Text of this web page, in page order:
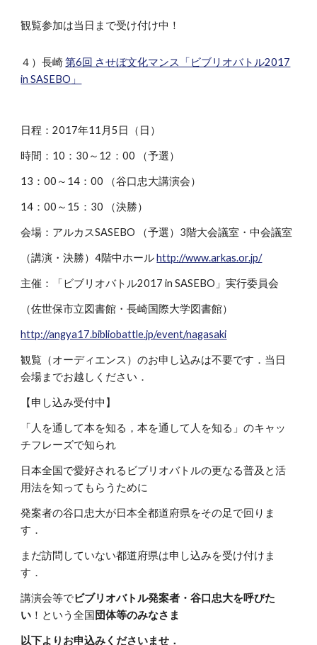
観覧参加は当日まで受け付け中！
４）長崎第6回 させぼ文化マンス「ビブリオバトル2017
in SASEBO」
日程：2017年11月5日（日）
時間：10：30～12：00 （予選）
13：00～14：00 （谷口忠大講演会）
14：00～15：30 （決勝）
会場：アルカスSASEBO （予選）3階大会議室・中会議室
（講演・決勝）4階中ホールhttp://www.arkas.or.jp/
主催：「ビブリオバトル2017 in SASEBO」実行委員会
（佐世保市立図書館・長崎国際大学図書館）
http://angya17.bibliobattle.jp/event/nagasaki
観覧（オーディエンス）のお申し込みは不要です．当日
会場までお越しください．
【申し込み受付中】
「人を通して本を知る，本を通して人を知る」のキャッ
チフレーズで知られ
日本全国で愛好されるビブリオバトルの更なる普及と活
用法を知ってもらうために
発案者の谷口忠大が日本全都道府県をその足で回りま
す．
まだ訪問していない都道府県は申し込みを受け付けま
す．
講演会等でビブリオバトル発案者・谷口忠大を呼びた
い ！という全国 団体等のみなさま
以下よりお申込みくださいませ．